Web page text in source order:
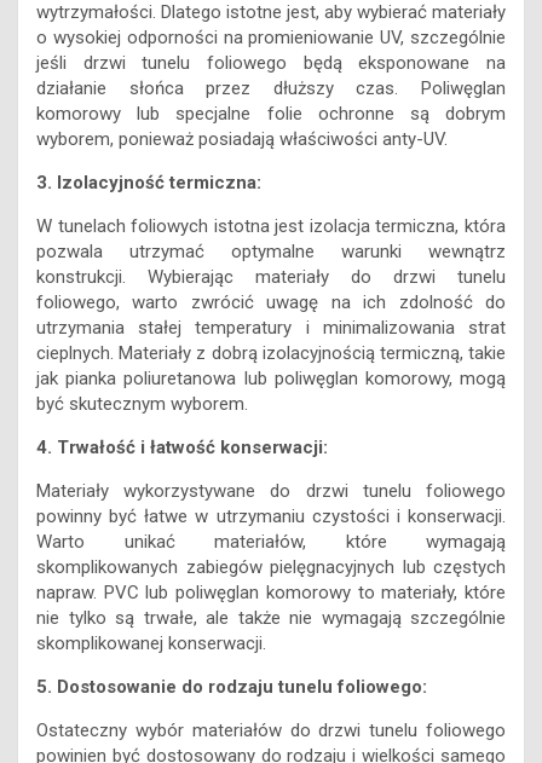
wytrzymałości. Dlatego istotne jest, aby wybierać materiały
o wysokiej odporności na promieniowanie UV, szczególnie
jeśli drzwi tunelu foliowego będą eksponowane na
działanie słońca przez dłuższy czas. Poliwęglan
komorowy lub specjalne folie ochronne są dobrym
wyborem, ponieważ posiadają właściwości anty-UV.
3. Izolacyjność termiczna:
W tunelach foliowych istotna jest izolacja termiczna, która
pozwala utrzymać optymalne warunki wewnątrz
konstrukcji. Wybierając materiały do drzwi tunelu
foliowego, warto zwrócić uwagę na ich zdolność do
utrzymania stałej temperatury i minimalizowania strat
cieplnych. Materiały z dobrą izolacyjnością termiczną, takie
jak pianka poliuretanowa lub poliwęglan komorowy, mogą
być skutecznym wyborem.
4. Trwałość i łatwość konserwacji:
Materiały wykorzystywane do drzwi tunelu foliowego
powinny być łatwe w utrzymaniu czystości i konserwacji.
Warto unikać materiałów, które wymagają
skomplikowanych zabiegów pielęgnacyjnych lub częstych
napraw. PVC lub poliwęglan komorowy to materiały, które
nie tylko są trwałe, ale także nie wymagają szczególnie
skomplikowanej konserwacji.
5. Dostosowanie do rodzaju tunelu foliowego:
Ostateczny wybór materiałów do drzwi tunelu foliowego
powinien być dostosowany do rodzaju i wielkości samego